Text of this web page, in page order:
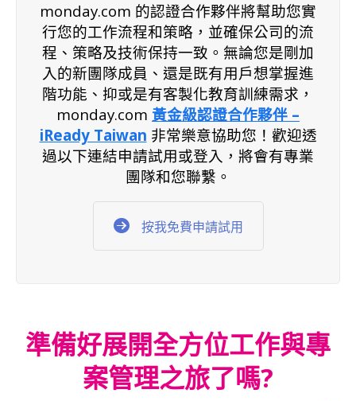
monday.com 的認證合作夥伴將幫助您實
行您的工作流程和策略，並確保公司的流
程、策略及技術保持一致。無論您是剛加
入的新團隊成員、還是既有用戶想掌握進
階功能、抑或是有客製化教育訓練需求，
monday.com 黃金級認證合作夥伴 –
iReady Taiwan 非常樂意協助您！歡迎透
過以下連結申請試用或登入，將會有專業
團隊和您聯繫。
按我免費申請試用
準備好展開全方位工作與專
案管理之旅了嗎?